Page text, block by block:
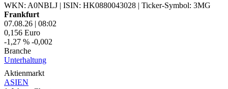
WKN: A0NBLJ | ISIN: HK0880043028 | Ticker-Symbol: 3MG
Frankfurt
07.08.26 | 08:02
0,156 Euro
-1,27 % -0,002
Branche
Unterhaltung
Aktienmarkt
ASIEN